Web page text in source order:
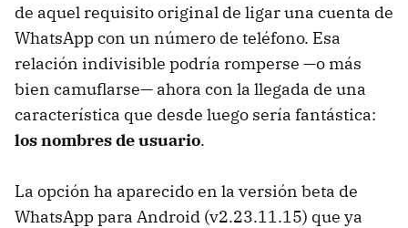
de aquel requisito original de ligar una cuenta de
WhatsApp con un número de teléfono. Esa
relación indivisible podría romperse —o más
bien camuflarse— ahora con la llegada de una
característica que desde luego sería fantástica:
los nombres de usuario.
La opción ha aparecido en la versión beta de
WhatsApp para Android (v2.23.11.15) que ya